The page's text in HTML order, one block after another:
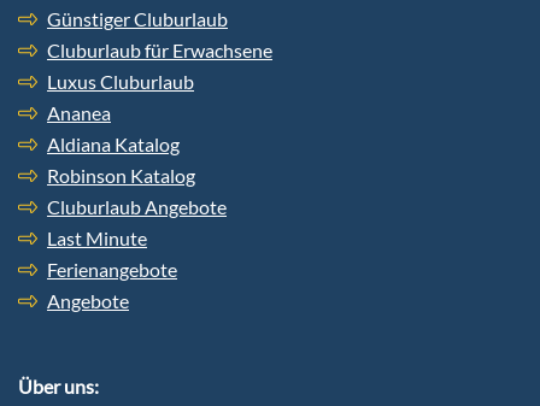
Günstiger Cluburlaub
Cluburlaub für Erwachsene
Luxus Cluburlaub
Ananea
Aldiana Katalog
Robinson Katalog
Cluburlaub Angebote
Last Minute
Ferienangebote
Angebote
Über uns: